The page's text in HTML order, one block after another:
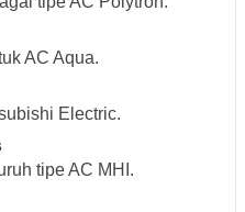
AC Aqua.
Electric.
tipe AC MHI.